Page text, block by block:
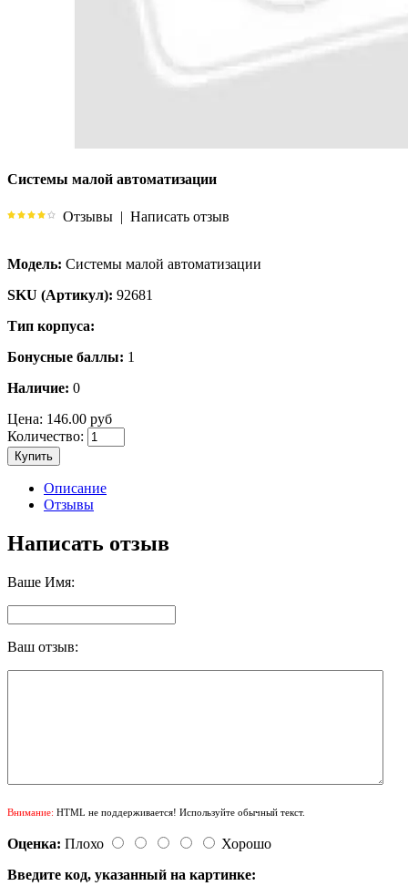
Системы малой автоматизации
Отзывы | Написать отзыв
Модель: Системы малой автоматизации
SKU (Артикул): 92681
Тип корпуса:
Бонусные баллы: 1
Наличие: 0
Цена: 146.00 руб
Количество:
Купить
Описание
Отзывы
Написать отзыв
Ваше Имя:
Ваш отзыв:
Внимание: HTML не поддерживается! Используйте обычный текст.
Оценка: Плохо
Хорошо
Введите код, указанный на картинке: